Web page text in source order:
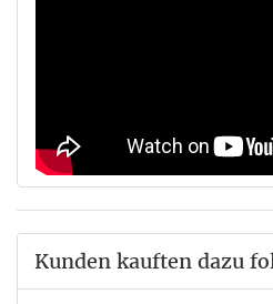
Kunden kauften dazu